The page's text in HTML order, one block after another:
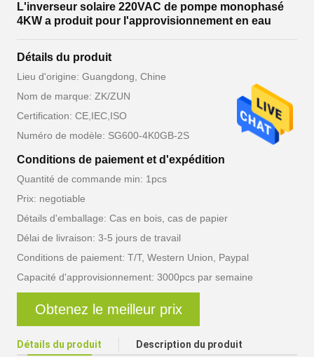
L'inverseur solaire 220VAC de pompe monophasé
4KW a produit pour l'approvisionnement en eau
Détails du produit
Lieu d'origine: Guangdong, Chine
Nom de marque: ZK/ZUN
Certification: CE,IEC,ISO
Numéro de modèle: SG600-4K0GB-2S
Conditions de paiement et d'expédition
Quantité de commande min: 1pcs
Prix: negotiable
Détails d'emballage: Cas en bois, cas de papier
Délai de livraison: 3-5 jours de travail
Conditions de paiement: T/T, Western Union, Paypal
Capacité d'approvisionnement: 3000pcs par semaine
Obtenez le meilleur prix
Détails du produit Description du produit